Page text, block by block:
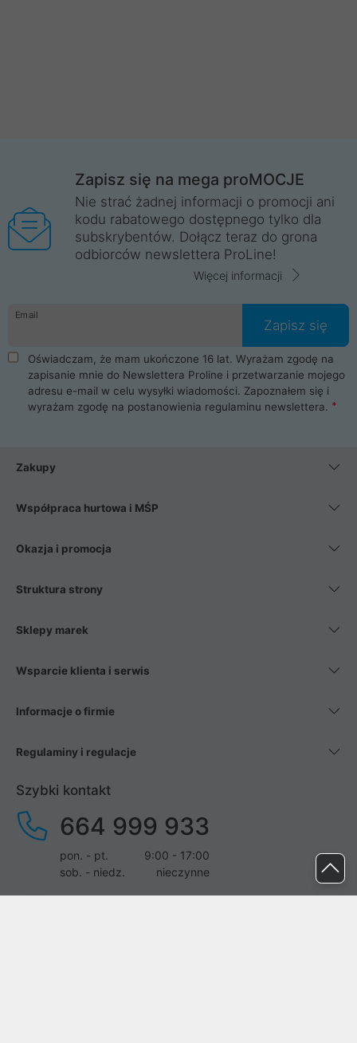
Zapisz się na mega proMOCJE
Nie strać żadnej informacji o promocji ani
kodu rabatowego dostępnego tylko dla
subskrybentów. Dołącz teraz do grona
odbiorców newslettera ProLine!
Więcej informacji
Email
Zapisz się
Oświadczam, że mam ukończone 16 lat. Wyrażam zgodę na
zapisanie mnie do Newslettera Proline i przetwarzanie mojego
adresu e-mail w celu wysyłki wiadomości. Zapoznałem się i
wyrażam zgodę na postanowienia regulaminu newslettera.
Zakupy
Współpraca hurtowa i MŚP
Okazja i promocja
Struktura strony
Sklepy marek
Wsparcie klienta i serwis
Informacje o firmie
Regulaminy i regulacje
Szybki kontakt
664 999 933
pon. - pt.
9:00 - 17:00
sob. - niedz.
nieczynne